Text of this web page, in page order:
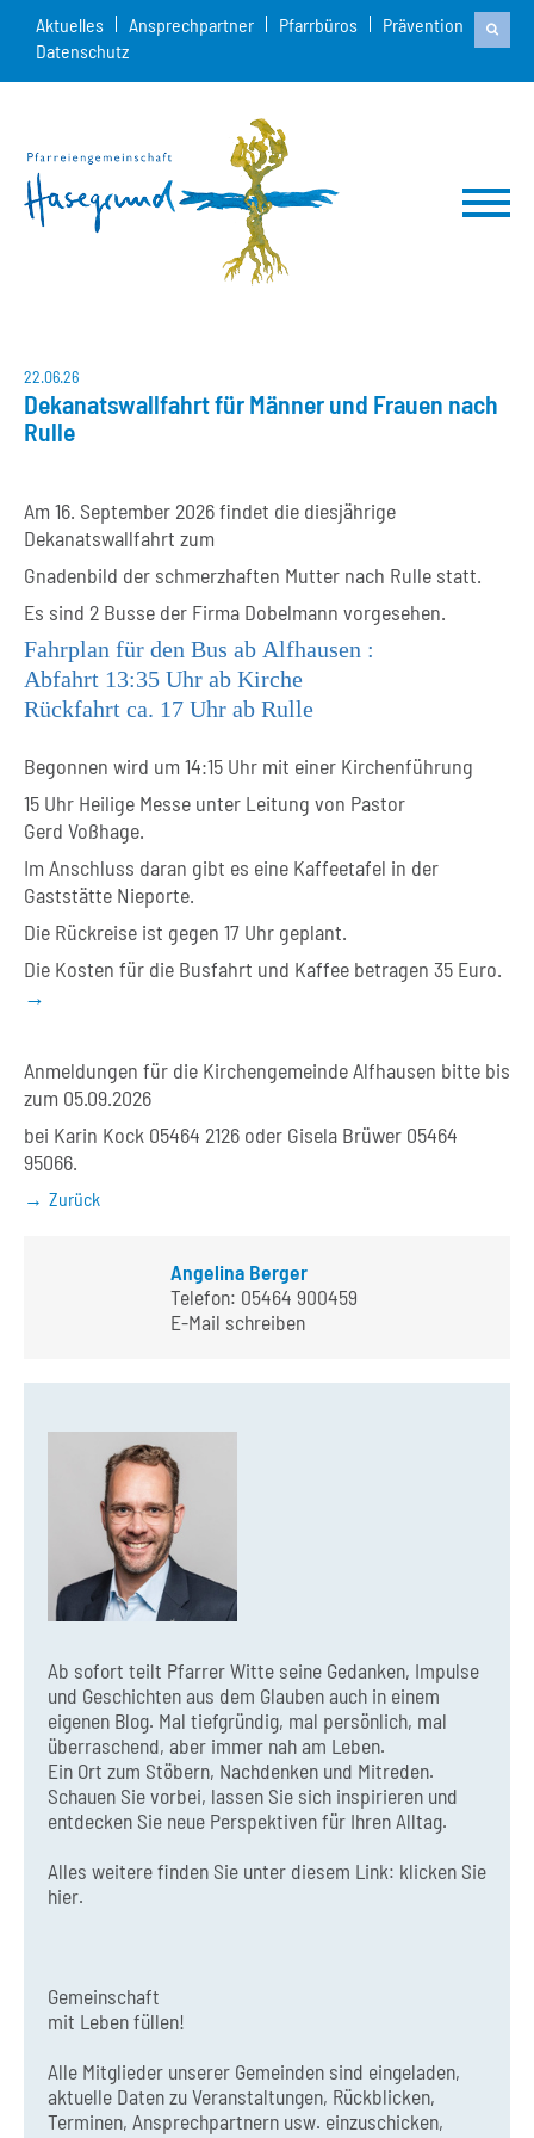
Aktuelles Ansprechpartner Pfarrbüros
Prävention
Datenschutz
22.06.26
Dekanatswallfahrt für Männer und Frauen nach
Rulle
Am 16. September 2026findet die diesjährige
Dekanatswallfahrt zum
Gnadenbild der schmerzhaften Mutter nach Rulle statt.
Es sind 2 Busse der Firma Dobelmann vorgesehen.
Fahrplan für den Bus ab Alfhausen :
Abfahrt 13:35 Uhr ab Kirche
Rückfahrt ca. 17 Uhr ab Rulle
Begonnen wird um 14:15 Uhr mit einer Kirchenführung
15 Uhr Heilige Messe unter Leitung von Pastor
Gerd Voßhage.
Im Anschluss daran gibt es eine Kaffeetafel in der
Gaststätte Nieporte.
Die Rückreise ist gegen 17 Uhr geplant.
Die Kosten für die Busfahrt und Kaffee betragen 35 Euro.
Anmeldungen für die KirchengemeindeAlfhausen bitte bis
zum 05.09.2026
bei Karin Kock 05464 2126 oder Gisela Brüwer 05464
95066.
Zurück
Angelina Berger
Telefon: 05464 900459
E-Mail schreiben
Ab sofort teilt Pfarrer Witte seine Gedanken, Impulse
und Geschichten aus dem Glauben auch in einem
eigenen Blog. Mal tiefgründig, mal persönlich, mal
überraschend, aber immer nah am Leben.
Ein Ort zum Stöbern, Nachdenken und Mitreden.
Schauen Sie vorbei, lassen Sie sich inspirieren und
entdecken Sie neue Perspektiven für Ihren Alltag.
Alles weitere finden Sie unter diesem Link: klicken Sie
hier.
Gemeinschaft
mit Leben füllen!
Alle Mitglieder unserer Gemeinden sind eingeladen,
aktuelle Daten zu Veranstaltungen, Rückblicken,
Terminen, Ansprechpartnern usw. einzuschicken,